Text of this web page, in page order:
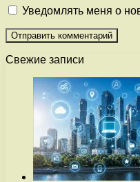
Уведомлять меня о
Свежие записи